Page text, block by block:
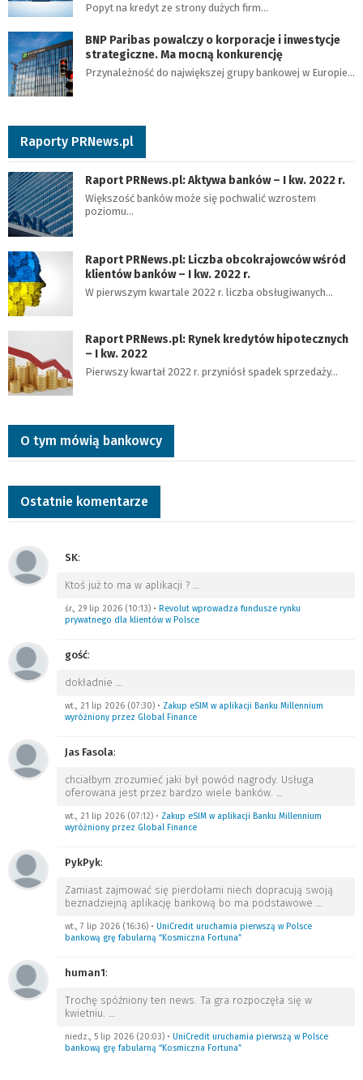
Popyt na kredyt ze strony dużych firm…
BNP Paribas powalczy o korporacje i inwestycje
strategiczne. Ma mocną konkurencję
Przynależność do największej grupy bankowej w Europie…
Raporty PRNews.pl
Raport PRNews.pl: Aktywa banków – I kw. 2022 r.
Większość banków może się pochwalić wzrostem
poziomu…
Raport PRNews.pl: Liczba obcokrajowców wśród
klientów banków – I kw. 2022 r.
W pierwszym kwartale 2022 r. liczba obsługiwanych…
Raport PRNews.pl: Rynek kredytów hipotecznych
– I kw. 2022
Pierwszy kwartał 2022 r. przyniósł spadek sprzedaży…
O tym mówią bankowcy
Ostatnie komentarze
SK:
Ktoś już to ma w aplikacji ?
śr., 29 lip 2026 (10:13) • Revolut wprowadza fundusze rynku
prywatnego dla klientów w Polsce
gość:
dokładnie
wt., 21 lip 2026 (07:30) • Zakup eSIM w aplikacji Banku Millennium
wyróżniony przez Global Finance
Jas Fasola:
chciałbym zrozumieć jaki był powód nagrody. Usługa
oferowana jest przez bardzo wiele banków.
wt., 21 lip 2026 (07:12) • Zakup eSIM w aplikacji Banku Millennium
wyróżniony przez Global Finance
PykPyk:
Zamiast zajmować się pierdołami niech dopracują swoją
beznadziejną aplikację bankową bo ma podstawowe
wt., 7 lip 2026 (16:36) • UniCredit uruchamia pierwszą w Polsce
bankową grę fabularną “Kosmiczna Fortuna”
human1:
Trochę spóźniony ten news. Ta gra rozpoczęła się w
kwietniu.
niedz., 5 lip 2026 (20:03) • UniCredit uruchamia pierwszą w Polsce
bankową grę fabularną “Kosmiczna Fortuna”